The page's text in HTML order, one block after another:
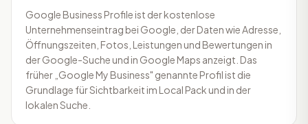
Google Business Profile ist der kostenlose
Unternehmenseintrag bei Google, der Daten wie Adresse,
Öffnungszeiten, Fotos, Leistungen und Bewertungen in
der Google-Suche und in Google Maps anzeigt. Das
früher „Google My Business" genannte Profil ist die
Grundlage für Sichtbarkeit im Local Pack und in der
lokalen Suche.